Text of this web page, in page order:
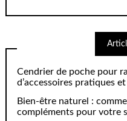
Cendrier de poche pour
d’accessoires pratiques
Bien-être naturel :
compléments pour votre